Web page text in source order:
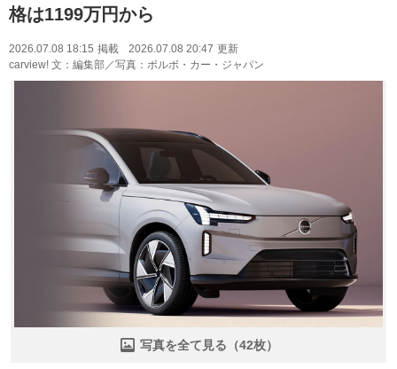
格は1199万円から
2026.07.08 18:15 掲載 2026.07.08 20:47 更新
carview! 文：編集部／写真：ボルボ・カー・ジャパン
写真を全て見る（42枚）